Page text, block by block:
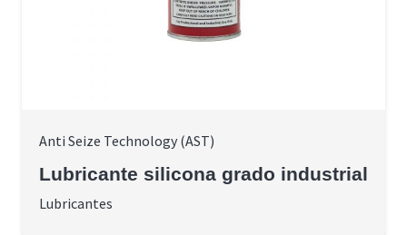
Anti Seize Technology (AST)
Lubricante silicona grado industrial
Lubricantes